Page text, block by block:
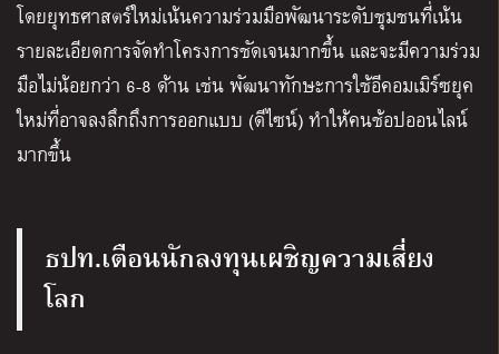
โดยยุทธศาสตร์ใหม่เน้นความร่วมมือพัฒนาระดับชุมชนที่เน้น
รายละเอียดการจัดทำโครงการชัดเจนมากขึ้น และจะมีความร่วม
มือไม่น้อยกว่า 6-8 ด้าน เช่น พัฒนาทักษะการใช้อีคอมเมิร์ซยุค
ใหม่ที่อาจลงลึกถึงการออกแบบ (ดีไซน์) ทำให้คนช้อปออนไลน์
มากขึ้น
ธปท.เตือนนักลงทุนเผชิญความเสี่ยง
โลก